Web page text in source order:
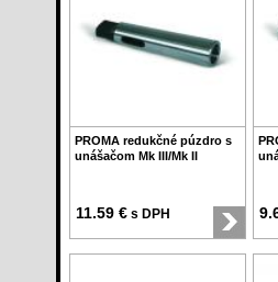
PROMA redukčné púzdro s
unášačom Mk III/Mk II
11.59 € s DPH